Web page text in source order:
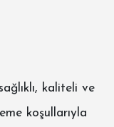
kaliteli ve
koşullarıyla